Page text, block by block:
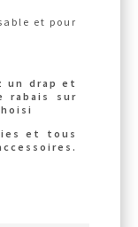
et pour
un drap et
rabais sur
et tous